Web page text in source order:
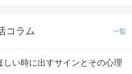
コラム 一覧
しい時に出すサインとその心理